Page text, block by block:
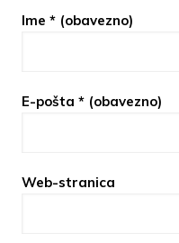
Ime * (obavezno)
E-pošta * (obavezno)
Web-stranica